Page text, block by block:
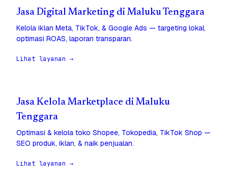
Jasa Digital Marketing di Maluku Tenggara
Kelola iklan Meta, TikTok, & Google Ads — targeting lokal,
optimasi ROAS, laporan transparan.
Lihat layanan →
Jasa Kelola Marketplace di Maluku
Tenggara
Optimasi & kelola toko Shopee, Tokopedia, TikTok Shop —
SEO produk, iklan, & naik penjualan.
Lihat layanan →